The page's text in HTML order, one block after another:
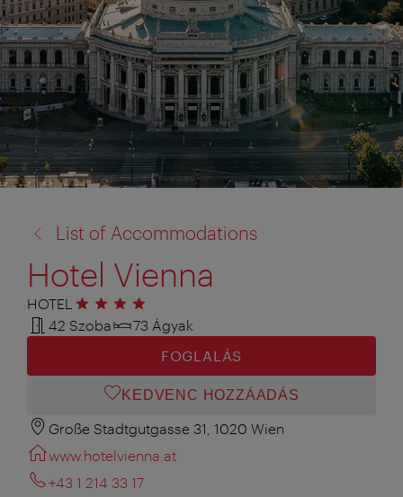
a:
List of Accommodations
Hotel Vienna
HOTEL 4 csillag
42 Szoba
73 Ágyak
FOGLALÁS
KEDVENC HOZZÁADÁS
Große Stadtgutgasse 31, 1020 Wien
www.hotelvienna.at
+43 1 214 33 17